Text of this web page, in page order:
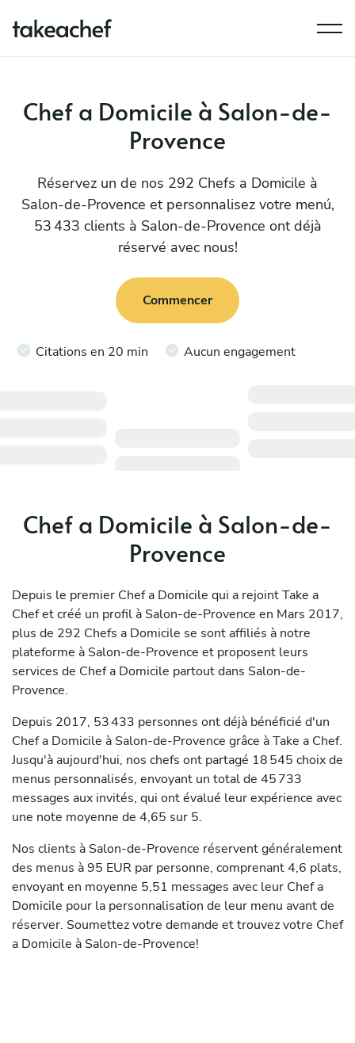
Chef a Domicile à Salon-de-
Provence
Réservez un de nos 292 Chefs a Domicile à
Salon-de-Provence et personnalisez votre menú,
53 433 clients à Salon-de-Provence ont déjà
réservé avec nous!
Commencer
Citations en 20 min Aucun engagement
Chef a Domicile à Salon-de-
Provence
Depuis le premier Chef a Domicile qui a rejoint Take a
Chef et créé un profil à Salon-de-Provence en Mars 2017,
plus de 292 Chefs a Domicile se sont affiliés à notre
plateforme à Salon-de-Provence et proposent leurs
services de Chef a Domicile partout dans Salon-de-
Provence.
Depuis 2017, 53 433 personnes ont déjà bénéficié d'un
Chef a Domicile à Salon-de-Provence grâce à Take a Chef.
Jusqu'à aujourd'hui, nos chefs ont partagé 18 545 choix de
menus personnalisés, envoyant un total de 45 733
messages aux invités, qui ont évalué leur expérience avec
une note moyenne de 4,65 sur 5.
Nos clients à Salon-de-Provence réservent généralement
des menus à 95 EUR par personne, comprenant 4,6 plats,
envoyant en moyenne 5,51 messages avec leur Chef a
Domicile pour la personnalisation de leur menu avant de
réserver. Soumettez votre demande et trouvez votre Chef
a Domicile à Salon-de-Provence!